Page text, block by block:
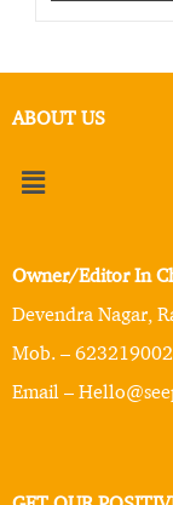
ABOUT US
Owner/Editor In
Devendra Nagar,
Mob. –
Email –